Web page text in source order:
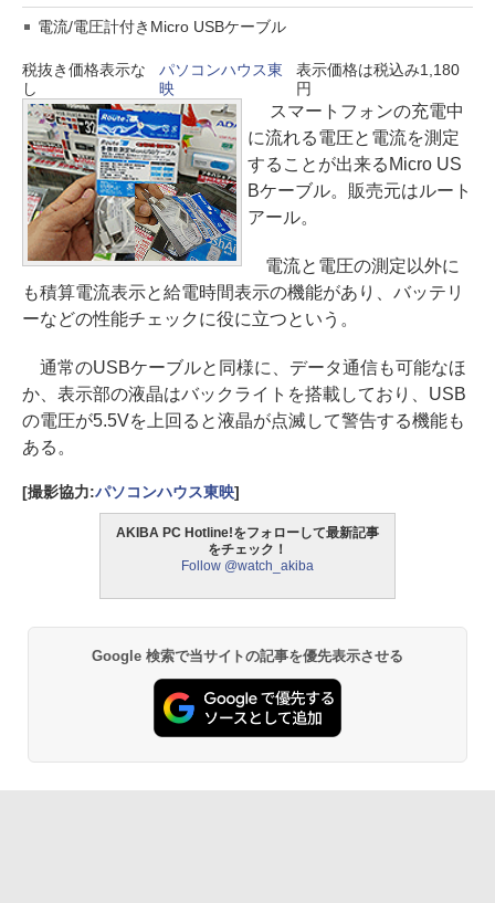
電流/電圧計付きMicro USBケーブル
税抜き価格表示な
し
パソコンハウス東
映
表示価格は税込み1,180
円
スマートフォンの充電中
に流れる電圧と電流を測定
することが出来るMicro US
Bケーブル。販売元はルート
アール。
電流と電圧の測定以外に
も積算電流表示と給電時間表示の機能があり、バッテリ
ーなどの性能チェックに役に立つという。
通常のUSBケーブルと同様に、データ通信も可能なほ
か、表示部の液晶はバックライトを搭載しており、USB
の電圧が5.5Vを上回ると液晶が点滅して警告する機能も
ある。
[撮影協力:パソコンハウス東映]
AKIBA PC Hotline!をフォローして最新記事
をチェック！
Follow @watch_akiba
Google 検索で当サイトの記事を優先表示させる